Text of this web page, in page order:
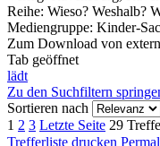
Reihe: Wieso? Weshalb?
Mediengruppe: Kinder-
Zum Download von
Tab geöffnet
lädt
Zu den Suchfiltern
Sortieren nach
1 2 3 Letzte Seite 29
Trefferliste drucken